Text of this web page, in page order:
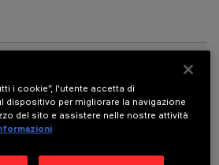
OPZIONALI
i cookie”, l'utente accetta di
dispositivo per migliorare la navigazione
del sito e assistere nelle nostre attività